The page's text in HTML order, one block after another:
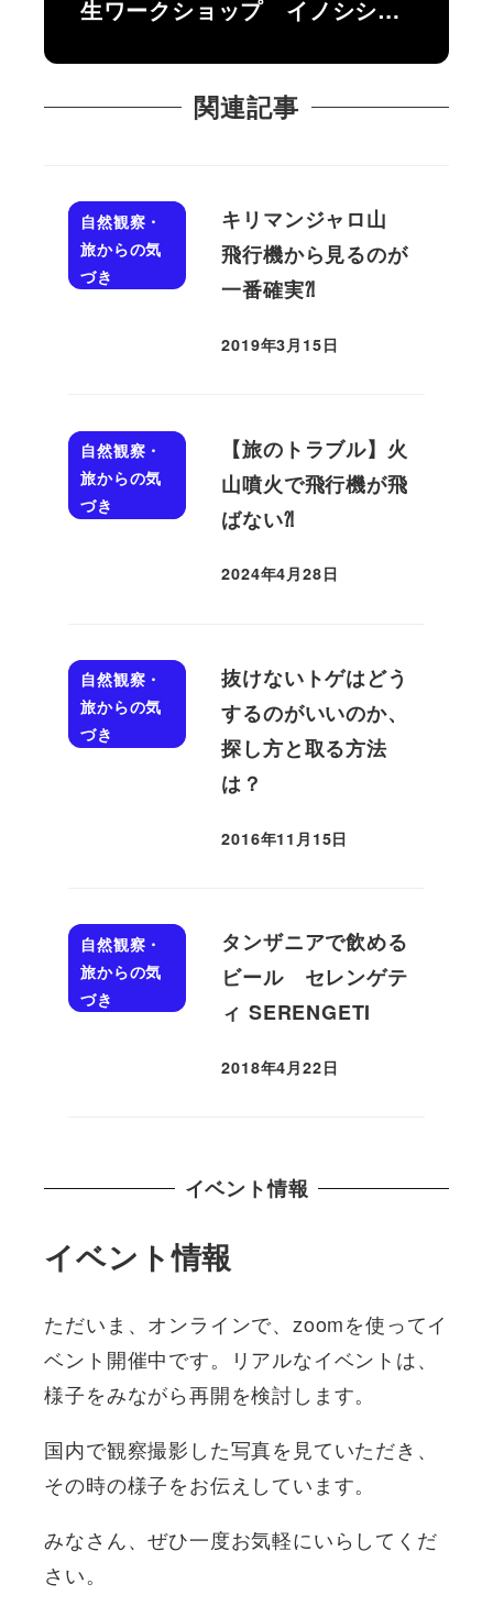
生ワークショップ イノシシ…
関連記事
自然観察・
旅からの気
づき
キリマンジャロ山
飛行機から見るのが
一番確実⁈
投稿日
2019年3月15日
自然観察・
旅からの気
づき
【旅のトラブル】火
山噴火で飛行機が飛
ばない⁈
投稿日
2024年4月28日
自然観察・
旅からの気
づき
抜けないトゲはどう
するのがいいのか、
探し方と取る方法
は？
投稿日
2016年11月15日
自然観察・
旅からの気
づき
タンザニアで飲める
ビール セレンゲテ
ィ SERENGETI
投稿日
2018年4月22日
イベント情報
イベント情報
ただいま、オンラインで、zoomを使ってイ
ベント開催中です。リアルなイベントは、
様子をみながら再開を検討します。
国内で観察撮影した写真を見ていただき、
その時の様子をお伝えしています。
みなさん、ぜひ一度お気軽にいらしてくだ
さい。